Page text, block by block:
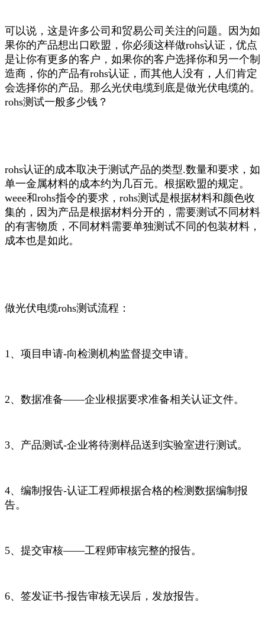
可以说，这是许多公司和贸易公司关注的问题。因为如
果你的产品想出口欧盟，你必须这样做rohs认证，优点
是让你有更多的客户，如果你的客户选择你和另一个制
造商，你的产品有rohs认证，而其他人没有，人们肯定
会选择你的产品。那么光伏电缆到底是做光伏电缆的。
rohs测试一般多少钱？
rohs认证的成本取决于测试产品的类型.数量和要求，如
单一金属材料的成本约为几百元。根据欧盟的规定。
weee和rohs指令的要求，rohs测试是根据材料和颜色收
集的，因为产品是根据材料分开的，需要测试不同材料
的有害物质，不同材料需要单独测试不同的包装材料，
成本也是如此。
做光伏电缆rohs测试流程：
1、项目申请-向检测机构监督提交申请。
2、数据准备——企业根据要求准备相关认证文件。
3、产品测试-企业将待测样品送到实验室进行测试。
4、编制报告-认证工程师根据合格的检测数据编制报
告。
5、提交审核——工程师审核完整的报告。
6、签发证书-报告审核无误后，发放报告。